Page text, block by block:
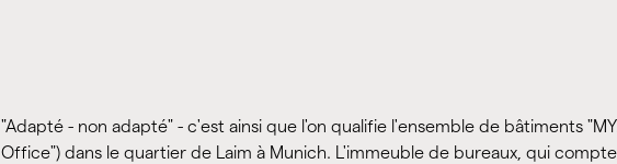
"Adapté - non adapté" - c'est ainsi que l'on qualifie l'ensemble de bâtiments
Office") dans le quartier de Laim à Munich. L'immeuble de bureaux, qui